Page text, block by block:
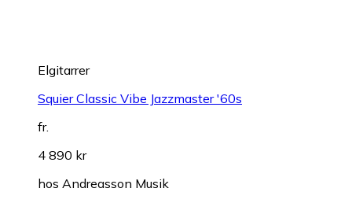
Elgitarrer
Squier Classic Vibe Jazzmaster '60s
fr.
4 890 kr
hos Andreasson Musik